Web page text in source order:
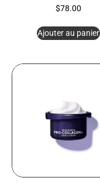
$78.00
Ajouter au panier